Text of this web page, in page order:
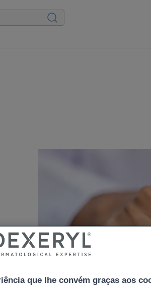
que lhe convém graças aos